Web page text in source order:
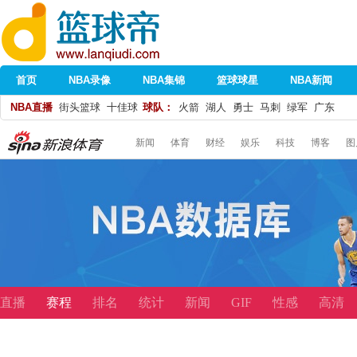
首页 NBA录像 NBA集锦 篮球球星 NBA新闻
NBA直播 街头篮球 十佳球 球队： 火箭 湖人 勇士 马刺 绿军 广东